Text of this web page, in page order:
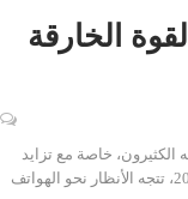
2025: اكتشف القوة الخارقة
الكثيرون، خاصة مع تزايد
الاهتمام بالألعاب الإلكترونية. لكن، هل يعني ذلك بالضرورة إنفاق الكثير من المال؟ في عام 2025، تتجه الأنظار نحو الهواتف